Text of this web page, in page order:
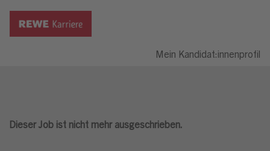
Mein Kandidat:innenprofil
Dieser Job ist nicht mehr ausgeschrieben.